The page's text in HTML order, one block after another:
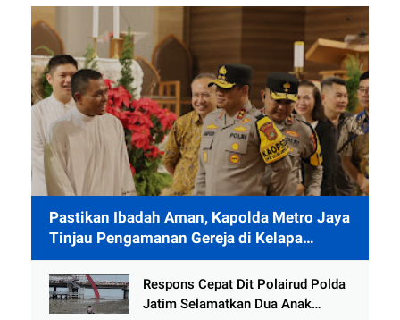
Pastikan Ibadah Aman, Kapolda Metro Jaya
Tinjau Pengamanan Gereja di Kelapa
Gading
Respons Cepat Dit Polairud Polda
Jatim Selamatkan Dua Anak